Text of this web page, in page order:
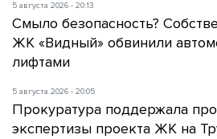
5 августа 2026 - 20:13
Смыло безопасность?
ЖК «Видный» обвинили
лифтами
5 августа 2026 - 20:05
Прокуратура поддержала
экспертизы проекта ЖК на